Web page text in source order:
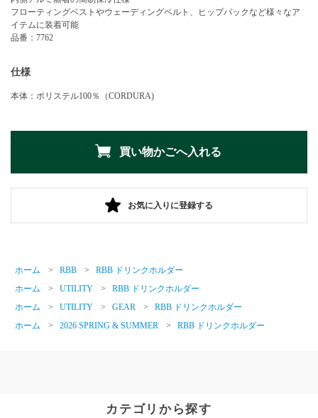
フローティングベストやウェーディングベルト、ヒップパックなど様々なア
イテムに装着可能
品番：7762
仕様
本体：ポリステル100％（CORDURA)
お気に入りに登録する
ホーム > RBB >
RBB ドリンクホルダー
ホーム
> UTILITY >
RBB ドリンクホルダー
ホーム
> UTILITY > GEAR >
RBB ドリンクホルダー
ホーム
> 2026 SPRING & SUMMER > RBB ドリンクホルダー
カテゴリから探す